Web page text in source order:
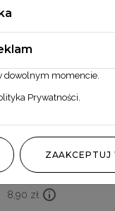
biały
8,90 zł
dowolnym momencie.
Prywatności.
ZAAKCEPTUJ